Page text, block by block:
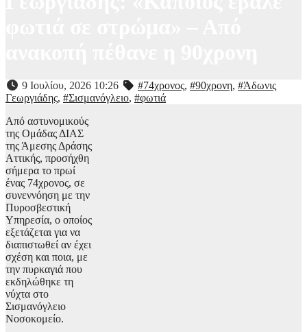
9 Ιουλίου, 2026 10:26 #74χρονος, #90χρονη, #Άδωνις
Γεωργιάδης, #Σισμανόγλειο, #φωτιά
Από αστυνομικούς
της Ομάδας ΔΙΑΣ
της Άμεσης Δράσης
Αττικής, προσήχθη
σήμερα το πρωί
ένας 74χρονος, σε
συνεννόηση με την
Πυροσβεστική
Υπηρεσία, ο οποίος
εξετάζεται για να
διαπιστωθεί αν έχει
σχέση και ποια, με
την πυρκαγιά που
εκδηλώθηκε τη
νύχτα στο
Σισμανόγλειο
Νοσοκομείο.